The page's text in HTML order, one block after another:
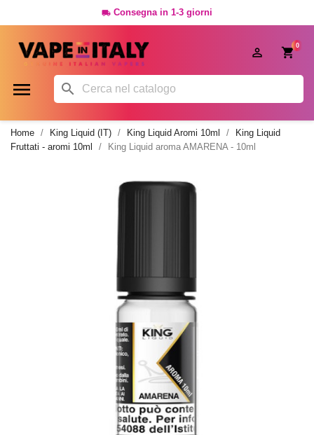
 Consegna in 1-3 giorni
0

 
Home King Liquid (IT) King Liquid Aromi 10ml
King Liquid
Fruttati - aromi 10ml
King Liquid aroma AMARENA - 10ml